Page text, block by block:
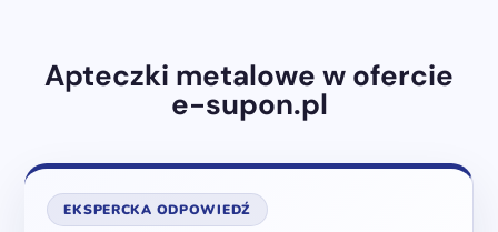
Apteczki metalowe w ofercie
e-supon.pl
EKSPERCKA ODPOWIEDŹ